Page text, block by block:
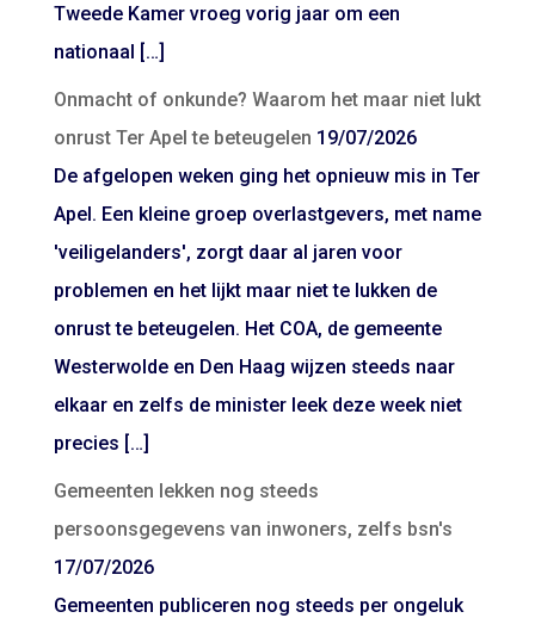
Tweede Kamer vroeg vorig jaar om een
nationaal […]
Onmacht of onkunde? Waarom het maar niet lukt
onrust Ter Apel te beteugelen 19/07/2026
De afgelopen weken ging het opnieuw mis in Ter
Apel. Een kleine groep overlastgevers, met name
'veiligelanders', zorgt daar al jaren voor
problemen en het lijkt maar niet te lukken de
onrust te beteugelen. Het COA, de gemeente
Westerwolde en Den Haag wijzen steeds naar
elkaar en zelfs de minister leek deze week niet
precies […]
Gemeenten lekken nog steeds
persoonsgegevens van inwoners, zelfs bsn's
17/07/2026
Gemeenten publiceren nog steeds per ongeluk